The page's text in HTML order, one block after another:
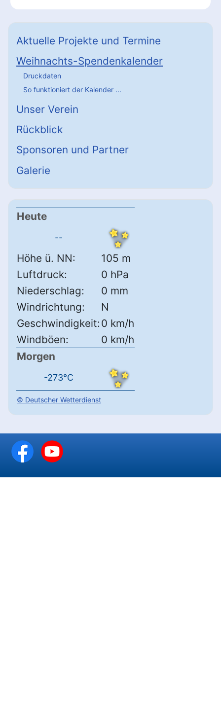
Aktuelle Projekte und Termine
Weihnachts-Spendenkalender
Druckdaten
So funktioniert der Kalender ...
Unser Verein
Rückblick
Sponsoren und Partner
Galerie
Heute
--
Höhe ü. NN:
105 m
Luftdruck:
0 hPa
Niederschlag:
0 mm
Windrichtung:
N
Geschwindigkeit: 0 km/h
Windböen:
0 km/h
Morgen
-273°C
© Deutscher Wetterdienst